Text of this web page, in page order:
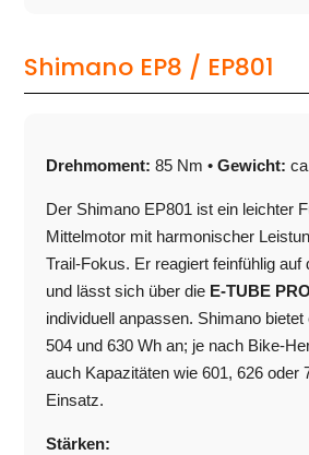
Shimano EP8 / EP801
Drehmoment: 85 Nm •Gewicht:
Der Shimano EP801 ist ein leichter
Mittelmotor mit harmonischer
Trail-Fokus. Er reagiert feinfühlig auf
und lässt sich über die E-TUBE
individuell anpassen. Shimano
504 und 630 Wh an; je nach Bike-
auch Kapazitäten wie 601, 626 oder
Einsatz.
Stärken: